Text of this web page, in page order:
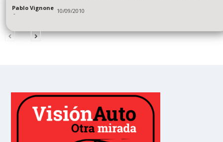
Pablo Vignone
- 10/09/2010